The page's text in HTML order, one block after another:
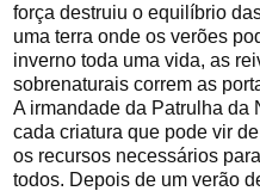
força destruiu o equilíbrio
uma terra onde os verões
inverno toda uma vida, as
sobrenaturais correm as
A irmandade da Patrulha da
cada criatura que pode vir
os recursos necessários
todos. Depois de um verão